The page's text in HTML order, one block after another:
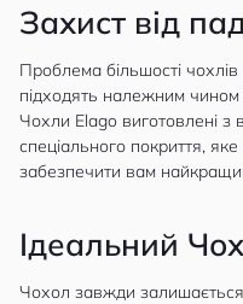
Захист від
Проблема більшості
підходять належним чином
Чохли Elago виготовлені з
спеціального покриття,
забезпечити вам
Ідеальний
Чохол завжди залишається